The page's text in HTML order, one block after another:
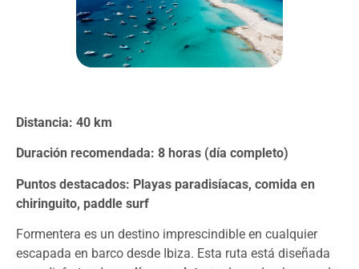
Distancia: 40 km
Duración recomendada: 8 horas (día completo)
Puntos destacados: Playas paradisíacas, comida en
chiringuito, paddle surf
Formentera es un destino imprescindible en cualquier
escapada en barco desde Ibiza. Esta ruta está diseñada